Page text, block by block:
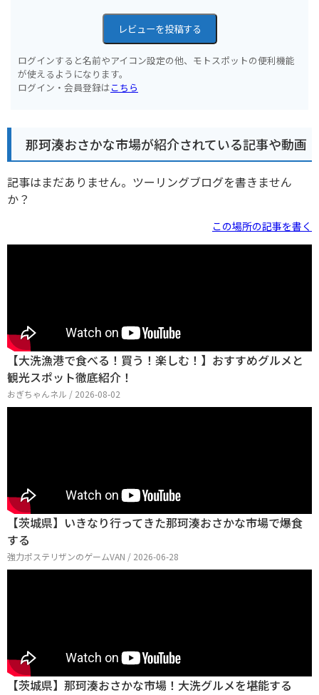
レビューを投稿する
ログインすると名前やアイコン設定の他、モトスポットの便利機能
が使えるようになります。
ログイン・会員登録はこちら
那珂湊おさかな市場が紹介されている記事や動画
記事はまだありません。ツーリングブログを書きません
か？
この場所の記事を書く
【大洗漁港で食べる！買う！楽しむ！】おすすめグルメと
観光スポット徹底紹介！
おぎちゃんネル / 2026-08-02
【茨城県】いきなり行ってきた那珂湊おさかな市場で爆食
する
強力ポステリザンのゲームVAN / 2026-06-28
【茨城県】那珂湊おさかな市場！大洗グルメを堪能する